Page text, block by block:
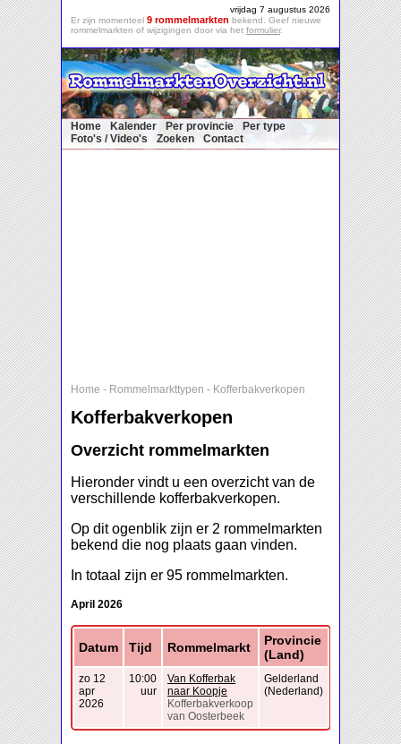
vrijdag 7 augustus 2026
Er zijn momenteel 9 rommelmarkten bekend. Geef nieuwe
rommelmarkten of wijzigingen door via het formulier.
Home Kalender Per provincie
Per type
Foto's / Video's
Zoeken Contact
Home - Rommelmarkttypen - Kofferbakverkopen
Kofferbakverkopen
Overzicht rommelmarkten
Hieronder vindt u een overzicht van de
verschillende kofferbakverkopen.
Op dit ogenblik zijn er 2 rommelmarkten
bekend die nog plaats gaan vinden.
In totaal zijn er 95 rommelmarkten.
April 2026
Datum Tijd Rommelmarkt
Provincie
(Land)
zo 12
apr
2026
10:00
uur
Van Kofferbak
naar Koopje
Kofferbakverkoop
van Oosterbeek
Gelderland
(Nederland)